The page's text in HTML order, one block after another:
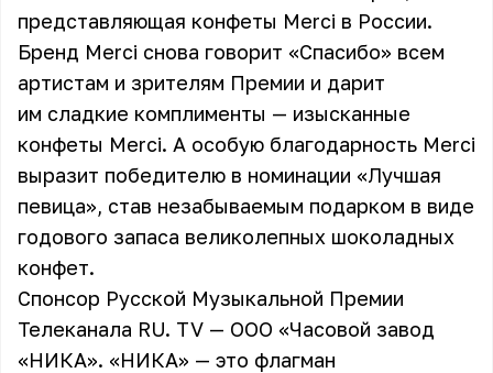
представляющая конфеты Merci в России.
Бренд Merci снова говорит «Спасибо» всем
артистам и зрителям Премии и дарит
им сладкие комплименты — изысканные
конфеты Merci. А особую благодарность Merci
выразит победителю в номинации «Лучшая
певица», став незабываемым подарком в виде
годового запаса великолепных шоколадных
конфет.
Спонсор Русской Музыкальной Премии
Телеканала RU. TV — ООО «Часовой завод
«НИКА». «НИКА» — это флагман